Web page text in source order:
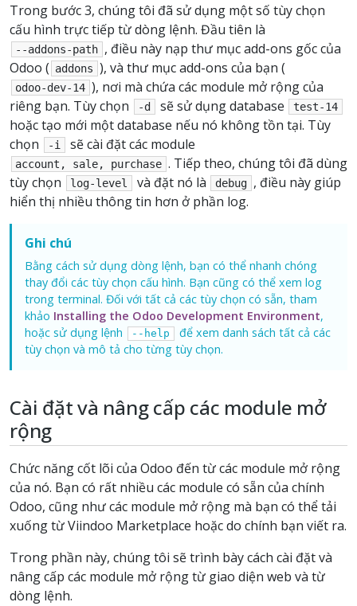
Trong bước 3, chúng tôi đã sử dụng một số tùy chọn
cấu hình trực tiếp từ dòng lệnh. Đầu tiên là
--addons-path , điều này nạp thư mục add-ons gốc của
Odoo ( addons ), và thư mục add-ons của bạn (
odoo-dev-14 ), nơi mà chứa các module mở rộng của
riêng bạn. Tùy chọn
-d sẽ sử dụng database test-14
hoặc tạo mới một database nếu nó không tồn tại. Tùy
chọn
-i sẽ cài đặt các module
account, sale, purchase . Tiếp theo, chúng tôi đã dùng
tùy chọn
log-level và đặt nó là debug , điều này giúp
hiển thị nhiều thông tin hơn ở phần log.
Ghi chú
Bằng cách sử dụng dòng lệnh, bạn có thể nhanh chóng
thay đổi các tùy chọn cấu hình. Bạn cũng có thể xem log
trong terminal. Đối với tất cả các tùy chọn có sẵn, tham
khảo Installing the Odoo Development Environment,
hoặc sử dụng lệnh
--help
để xem danh sách tất cả các
tùy chọn và mô tả cho từng tùy chọn.
Cài đặt và nâng cấp các module mở
rộng
Chức năng cốt lõi của Odoo đến từ các module mở rộng
của nó. Bạn có rất nhiều các module có sẵn của chính
Odoo, cũng như các module mở rộng mà bạn có thể tải
xuống từ Viindoo Marketplace hoặc do chính bạn viết ra.
Trong phần này, chúng tôi sẽ trình bày cách cài đặt và
nâng cấp các module mở rộng từ giao diện web và từ
dòng lệnh.